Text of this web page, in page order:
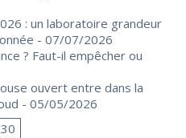
: un laboratoire grandeur
- 07/07/2026
? Faut-il empêcher ou
ouvert entre dans la
- 05/05/2026